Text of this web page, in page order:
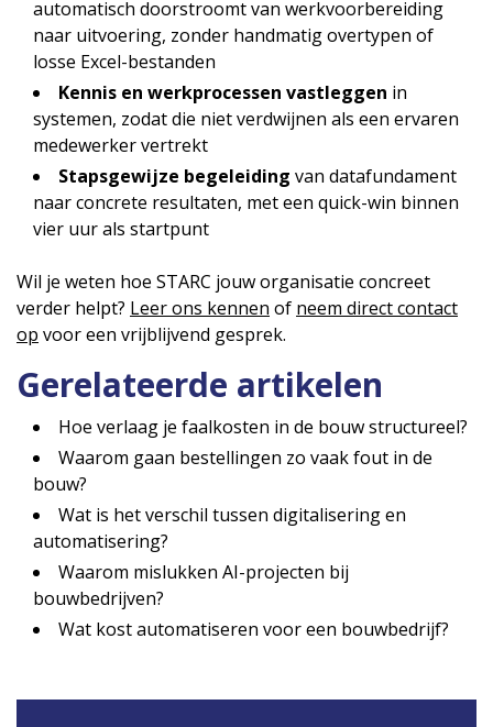
automatisch doorstroomt van werkvoorbereiding
naar uitvoering, zonder handmatig overtypen of
losse Excel-bestanden
Kennis en werkprocessen vastleggen in
systemen, zodat die niet verdwijnen als een ervaren
medewerker vertrekt
Stapsgewijze begeleiding van datafundament
naar concrete resultaten, met een quick-win binnen
vier uur als startpunt
Wil je weten hoe STARC jouw organisatie concreet
verder helpt? Leer ons kennen of neem direct contact
op voor een vrijblijvend gesprek.
Gerelateerde artikelen
Hoe verlaag je faalkosten in de bouw structureel?
Waarom gaan bestellingen zo vaak fout in de
bouw?
Wat is het verschil tussen digitalisering en
automatisering?
Waarom mislukken AI-projecten bij
bouwbedrijven?
Wat kost automatiseren voor een bouwbedrijf?